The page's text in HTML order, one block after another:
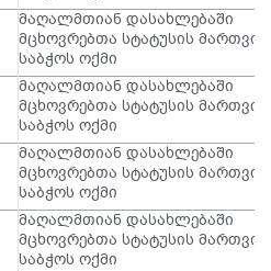
მაღალმთიან დასახლებაში
მცხოვრებთა სტატუსის მართვის
საბჭოს ოქმი
მაღალმთიან დასახლებაში
მცხოვრებთა სტატუსის მართვის
საბჭოს ოქმი
მაღალმთიან დასახლებაში
მცხოვრებთა სტატუსის მართვის
საბჭოს ოქმი
მაღალმთიან დასახლებაში
მცხოვრებთა სტატუსის მართვის
საბჭოს ოქმი